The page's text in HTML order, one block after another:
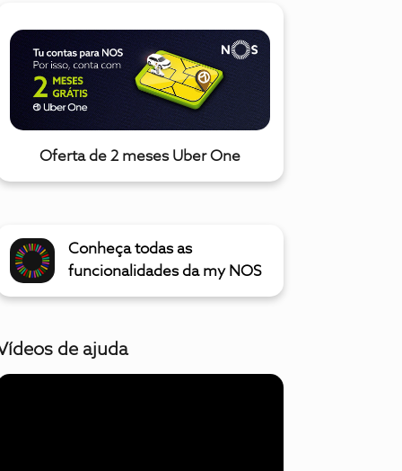
Oferta de 2 meses Uber One
Conheça todas as
funcionalidades da my NOS
de ajuda